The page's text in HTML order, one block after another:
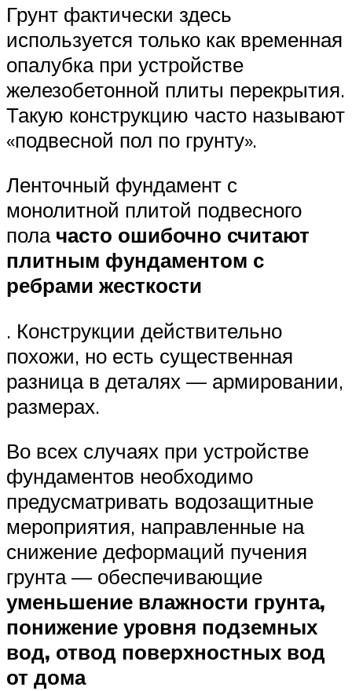
Грунт фактически здесь
используется только как временная
опалубка при устройстве
железобетонной плиты перекрытия.
Такую конструкцию часто называют
«подвесной пол по грунту».
Ленточный фундамент с
монолитной плитой подвесного
пола часто ошибочно считают
плитным фундаментом с
ребрами жесткости
. Конструкции действительно
похожи, но есть существенная
разница в деталях — армировании,
размерах.
Во всех случаях при устройстве
фундаментов необходимо
предусматривать водозащитные
мероприятия, направленные на
снижение деформаций пучения
грунта — обеспечивающие
уменьшение влажности грунта,
понижение уровня подземных
вод, отвод поверхностных вод
от дома